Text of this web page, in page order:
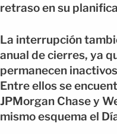
retraso en su
La interrupción
anual de cierres, ya
permanecen
Entre ellos se
JPMorgan Chase y
mismo esquema el